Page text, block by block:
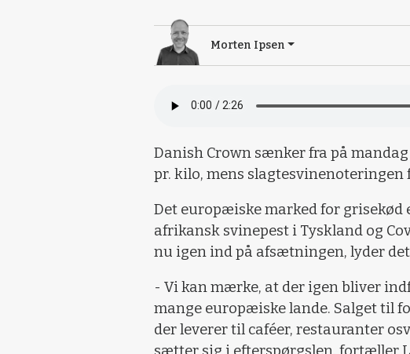
Morten Ipsen
Danish Crown sænker fra på
pr. kilo, mens
Det europæiske marked for
afrikansk svinepest i Tyskland og
nu igen ind på afsætningen, lyder
- Vi kan mærke, at der igen bliver
mange europæiske lande. Salget til
der leverer til caféer, restauranter